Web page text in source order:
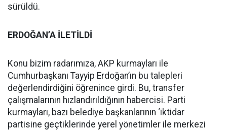
sürüldü.
ERDOĞAN’A İLETİLDİ
Konu bizim radarımıza, AKP kurmayları ile
Cumhurbaşkanı Tayyip Erdoğan’ın bu talepleri
değerlendirdiğini öğrenince girdi. Bu, transfer
çalışmalarının hızlandırıldığının habercisi. Parti
kurmayları, bazı belediye başkanlarının ‘iktidar
partisine geçtiklerinde yerel yönetimler ile merkezi